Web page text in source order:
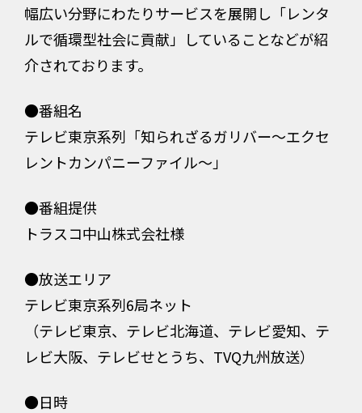
幅広い分野にわたりサービスを展開し「レンタ
ルで循環型社会に貢献」していることなどが紹
介されております。
●番組名
テレビ東京系列「知られざるガリバー～エクセ
レントカンパニーファイル～」
●番組提供
トラスコ中山株式会社様
●放送エリア
テレビ東京系列6局ネット
（テレビ東京、テレビ北海道、テレビ愛知、テ
レビ大阪、テレビせとうち、TVQ九州放送）
●日時